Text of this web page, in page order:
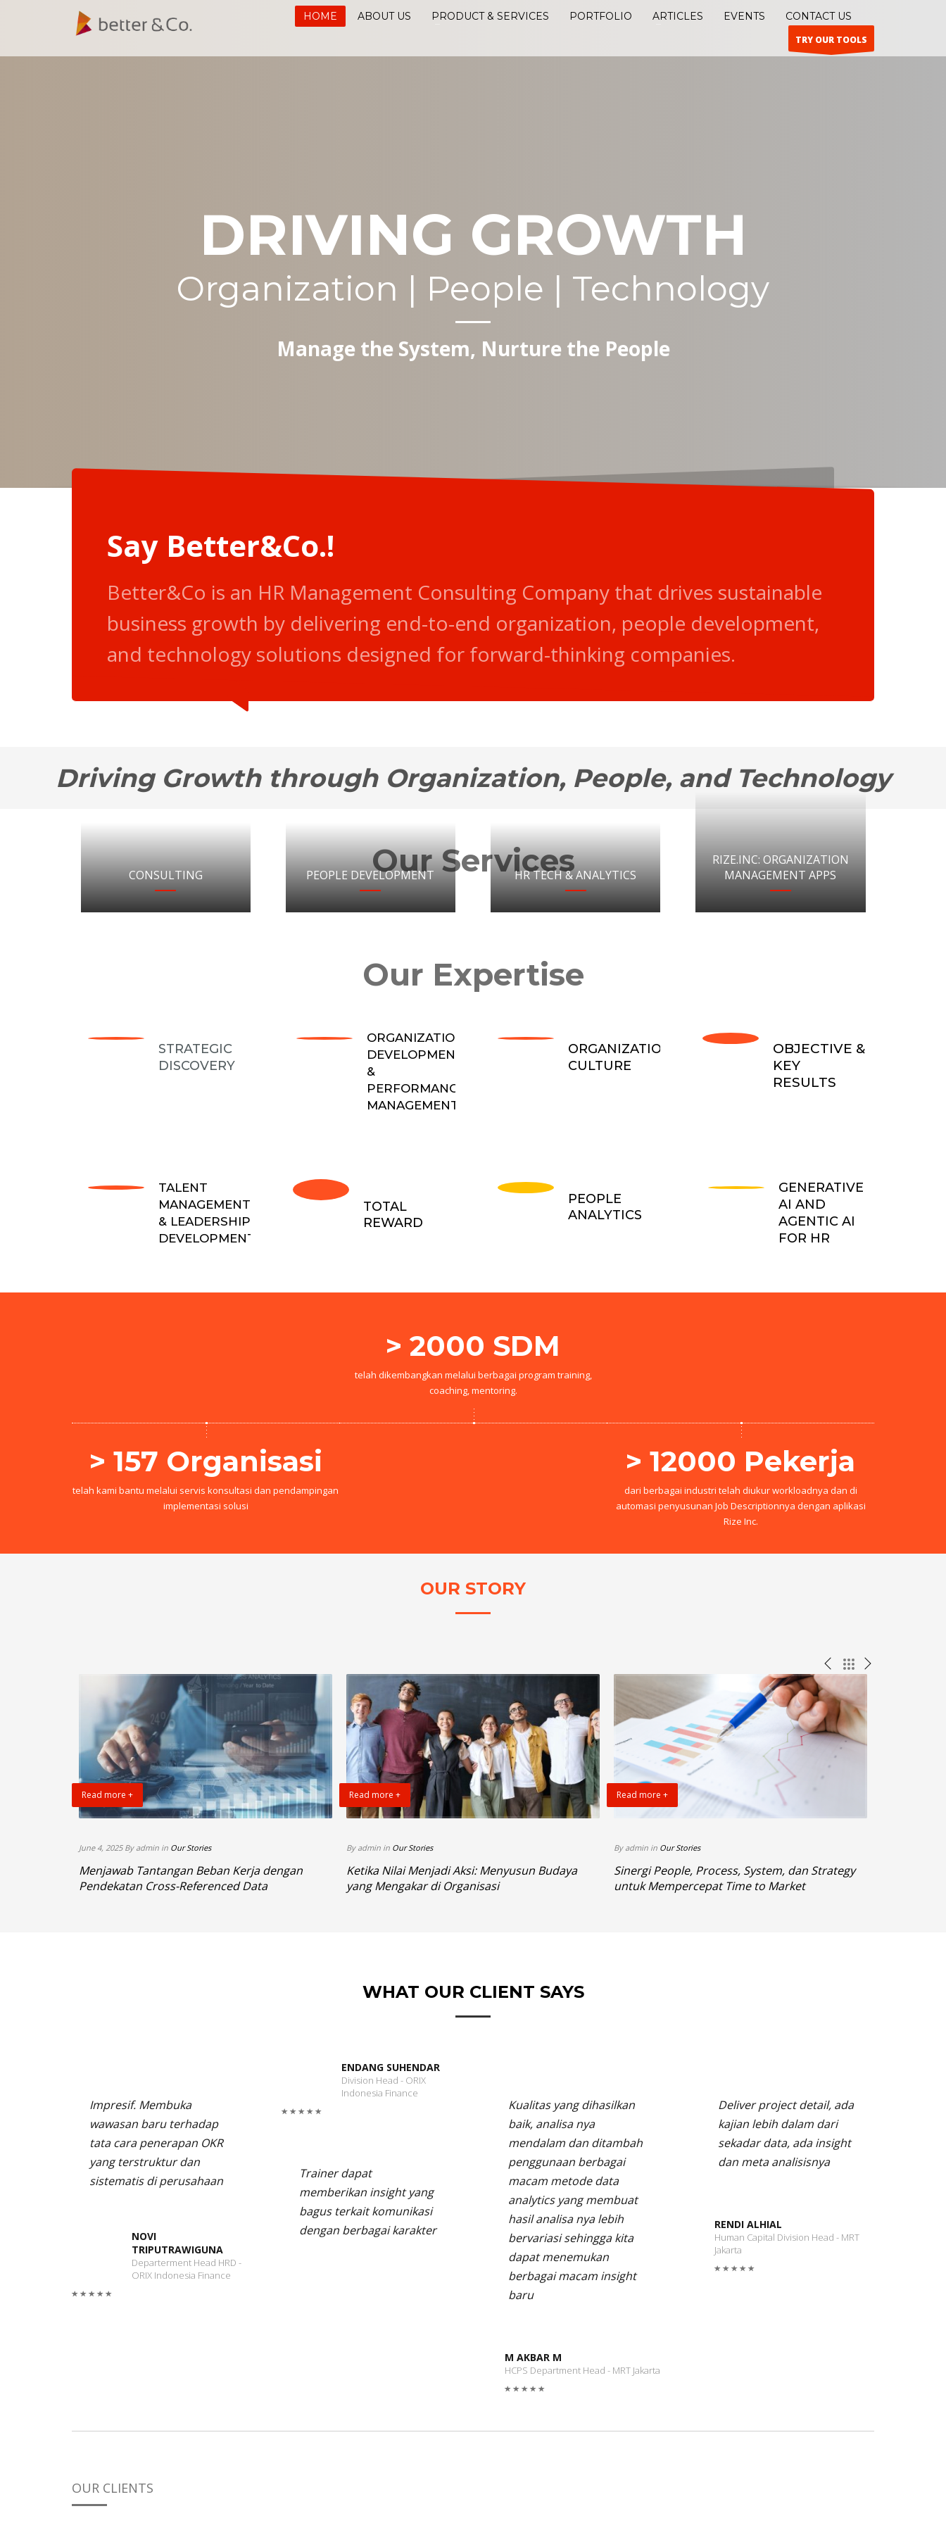
HOME ABOUT US PRODUCT & SERVICES PORTFOLIO ARTICLES EVENTS CONTACT US
TRY OUR TOOLS
DRIVING GROWTH
Organization | People | Technology
Manage the System, Nurture the People
Say Better&Co.!
Better&Co is an HR Management Consulting Company that drives sustainable
business growth by delivering end-to-end organization, people development,
and technology solutions designed for forward-thinking companies.
Driving Growth through Organization, People, and Technology
Our Services
CONSULTING PEOPLE DEVELOPMENT HR TECH & ANALYTICS
RIZE.INC: ORGANIZATION
MANAGEMENT APPS
Our Expertise
STRATEGIC
DISCOVERY
ORGANIZATION
DEVELOPMENT
&
PERFORMANCE
MANAGEMENT
ORGANIZATION
CULTURE
OBJECTIVE &
KEY
RESULTS
TALENT
MANAGEMENT
& LEADERSHIP
DEVELOPMENT
TOTAL
REWARD
PEOPLE
ANALYTICS
GENERATIVE
AI AND
AGENTIC AI
FOR HR
> 157 Organisasi
telah kami bantu melalui servis konsultasi dan pendampingan
implementasi solusi
> 2000 SDM
telah dikembangkan melalui berbagai program training,
coaching, mentoring.
> 12000 Pekerja
dari berbagai industri telah diukur workloadnya dan di
automasi penyusunan Job Descriptionnya dengan aplikasi
Rize Inc.
OUR STORY
Read more +
June 4, 2025 By admin in Our Stories
Menjawab Tantangan Beban Kerja dengan
Pendekatan Cross-Referenced Data
Read more +
By admin in Our Stories
Ketika Nilai Menjadi Aksi: Menyusun Budaya
yang Mengakar di Organisasi
Read more +
By admin in Our Stories
Sinergi People, Process, System, dan Strategy
untuk Mempercepat Time to Market
WHAT OUR CLIENT SAYS
Impresif. Membuka
wawasan baru terhadap
tata cara penerapan OKR
yang terstruktur dan
sistematis di perusahaan
NOVI
TRIPUTRAWIGUNA
Departerment Head HRD -
ORIX Indonesia Finance
ENDANG SUHENDAR
Division Head - ORIX
Indonesia Finance
Trainer dapat
memberikan insight yang
bagus terkait komunikasi
dengan berbagai karakter
Kualitas yang dihasilkan
baik, analisa nya
mendalam dan ditambah
penggunaan berbagai
macam metode data
analytics yang membuat
hasil analisa nya lebih
bervariasi sehingga kita
dapat menemukan
berbagai macam insight
baru
M AKBAR M
HCPS Department Head - MRT Jakarta
Deliver project detail, ada
kajian lebih dalam dari
sekadar data, ada insight
dan meta analisisnya
RENDI ALHIAL
Human Capital Division Head - MRT
Jakarta
OUR CLIENTS